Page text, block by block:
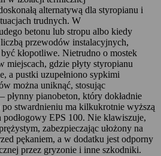
alternatywą dla styropianu i
trudnych. W
betonu lub stropu albo kiedy
przewodów instalacyjnych,
kłopotliwe. Nietrudno o mostek
miejscach, gdzie płyty styropianu
a pustki uzupełniono sypkimi
można uniknąć, stosując
pianobeton, który dokładnie
stwardnieniu ma kilkukrotnie wyższą
podłogowy EPS 100. Nie klawiszuje,
zabezpieczając ułożony na
pękaniem, a w dodatku jest odporny
przez gryzonie i inne szkodniki.